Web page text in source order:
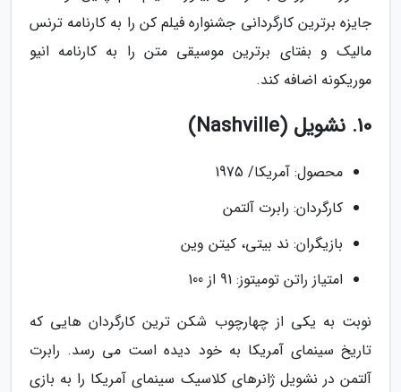
جایزه برترین کارگردانی جشنواره فیلم کن را به کارنامه ترنس
مالیک و بفتای برترین موسیقی متن را به کارنامه انیو
موریکونه اضافه کند.
10. نشویل (Nashville)
محصول: آمریکا/ 1975
کارگردان: رابرت آلتمن
بازیگران: ند بیتی، کیتن وین
امتیاز راتن تومیتوز: 91 از 100
نوبت به یکی از چهارچوب شکن ترین کارگردان هایی که
تاریخ سینمای آمریکا به خود دیده است می رسد. رابرت
آلتمن در نشویل ژانرهای کلاسیک سینمای آمریکا را به بازی